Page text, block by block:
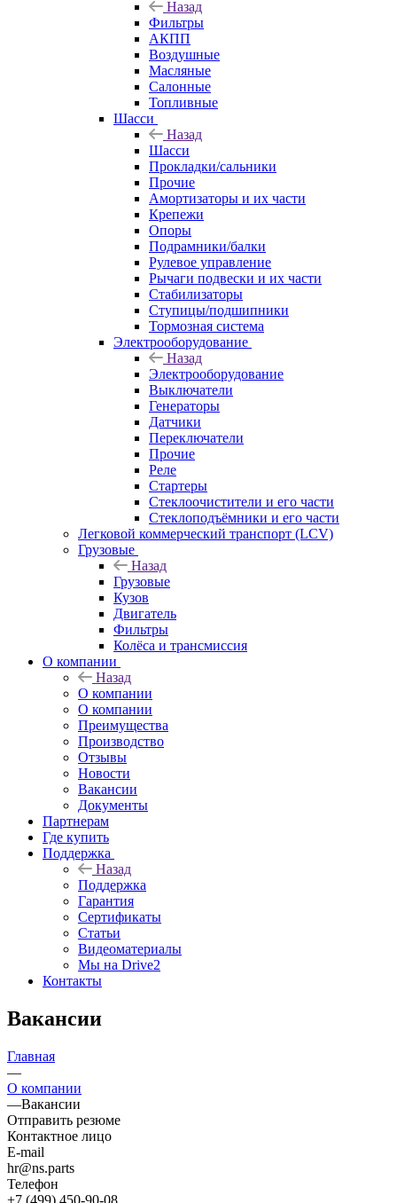
Назад
Фильтры
АКПП
Воздушные
Масляные
Салонные
Топливные
Шасси
Назад
Шасси
Прокладки/сальники
Прочие
Амортизаторы и их части
Крепежи
Опоры
Подрамники/балки
Рулевое управление
Рычаги подвески и их части
Стабилизаторы
Ступицы/подшипники
Тормозная система
Электрооборудование
Назад
Электрооборудование
Выключатели
Генераторы
Датчики
Переключатели
Прочие
Реле
Стартеры
Стеклоочистители и его части
Стеклоподъёмники и его части
Легковой коммерческий транспорт (LCV)
Грузовые
Назад
Грузовые
Кузов
Двигатель
Фильтры
Колёса и трансмиссия
О компании
Назад
О компании
О компании
Преимущества
Производство
Отзывы
Новости
Вакансии
Документы
Партнерам
Где купить
Поддержка
Назад
Поддержка
Гарантия
Сертификаты
Статьи
Видеоматериалы
Мы на Drive2
Контакты
Вакансии
Главная
—
О компании
—Вакансии
Отправить резюме
Контактное лицо
E-mail
hr@ns.parts
Телефон
+7 (499) 450-90-08